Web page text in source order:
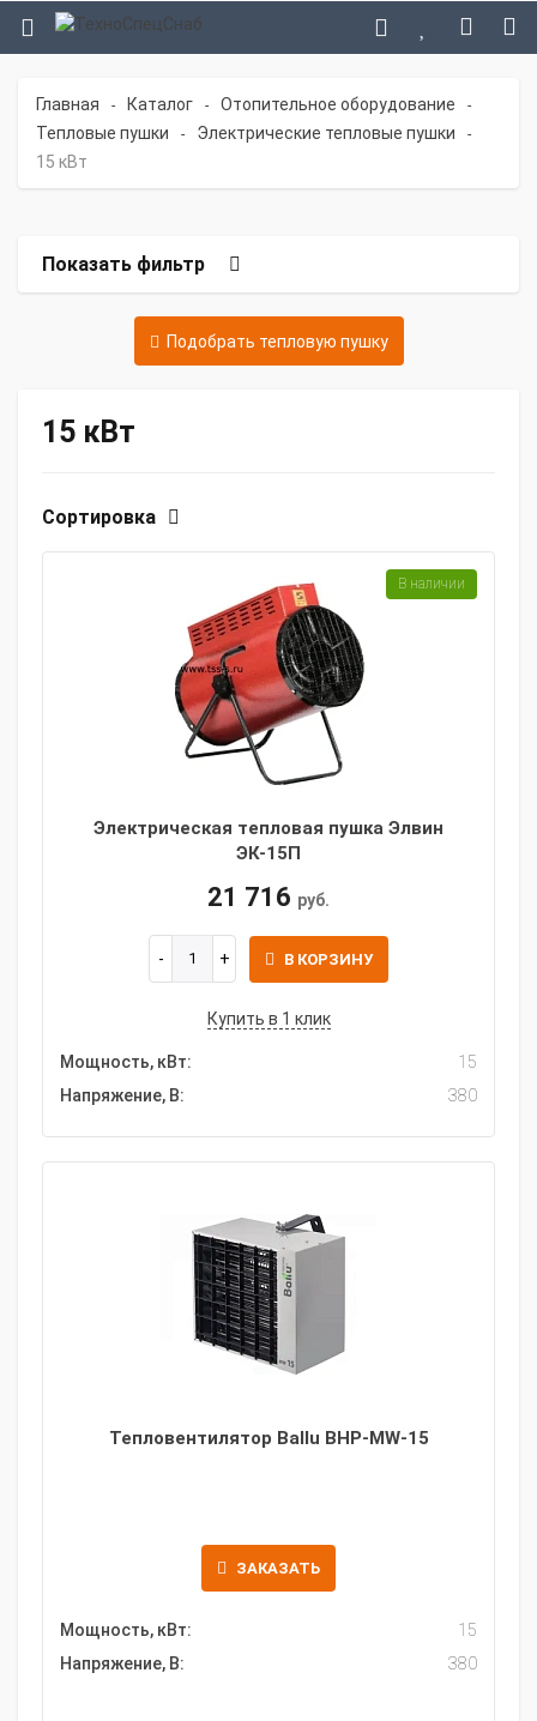
Главная - Каталог - Отопительное оборудование -
Тепловые пушки - Электрические тепловые пушки -
15 кВт
Показать фильтр
Подобрать тепловую пушку
15 кВт
Сортировка
Электрическая тепловая пушка Элвин
ЭК-15П
21 716 руб.
В КОРЗИНУ
Купить в 1 клик
Мощность, кВт:
15
Напряжение, В:
380
В наличии
Тепловентилятор Ballu BHP-MW-15
ЗАКАЗАТЬ
Мощность, кВт:
15
Напряжение, В:
380